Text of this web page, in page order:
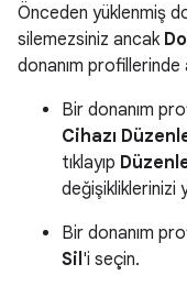
Önceden yüklenmiş
silemezsiniz ancak
donanım profillerinde
Bir donanım
Cihazı
tıklayıp
değişikliklerinizi
Bir donanım
Sil 'i seçin.